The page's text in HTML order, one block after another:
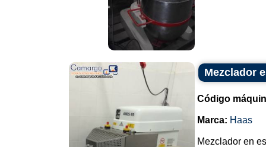
Mezclador
Código
Marca: Haas
Mezclador en